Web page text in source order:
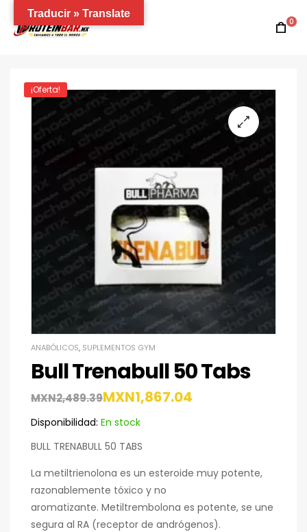
0
¡Oferta!
ANABÓLICOS, SUPLEMENTOS GYM
Bull Trenabull 50 Tabs
MXN2,489.39MXN1,867.04
Disponibilidad: En stock
BULL TRENABULL 50 TABS
La metiltrienolona es un esteroide muy potente,
razonablemente tóxico y no
aromatizante. Metiltrembolona es potente, se une
segura al RA (receptor de andrógenos).
Traducir » Translate